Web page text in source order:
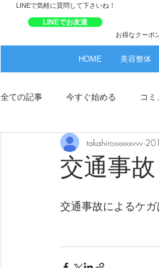
​LINEで気軽に質問して下さいね！
LINEでお友達
お得なクーポ
HOME 美容整体
全ての記事 今すぐ始める コ
交通事故
takahiroxxxxxvvv
交通事故によるケ